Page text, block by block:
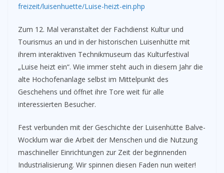
freizeit/luisenhuette/Luise-heizt-ein.php
Zum 12. Mal veranstaltet der Fachdienst Kultur und
Tourismus an und in der historischen Luisenhütte mit
ihrem interaktiven Technikmuseum das Kulturfestival
„Luise heizt ein“. Wie immer steht auch in diesem Jahr die
alte Hochofenanlage selbst im Mittelpunkt des
Geschehens und öffnet ihre Tore weit für alle
interessierten Besucher.
Fest verbunden mit der Geschichte der Luisenhütte Balve-
Wocklum war die Arbeit der Menschen und die Nutzung
maschineller Einrichtungen zur Zeit der beginnenden
Industrialisierung. Wir spinnen diesen Faden nun weiter!